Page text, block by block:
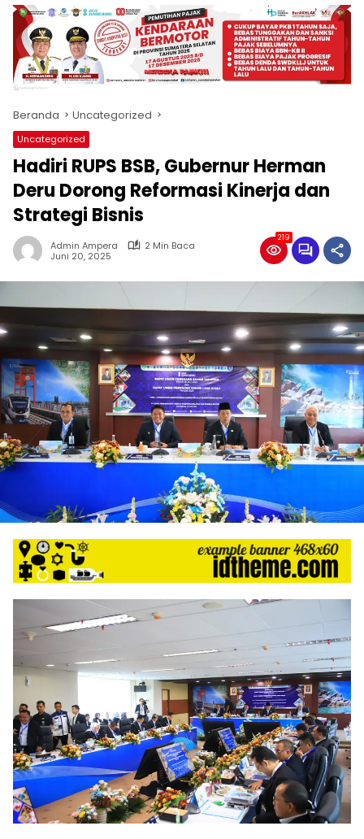
produk
antara
lain
mampu
menjadi
komunikasi
usaha
(beriklan),
fokus
pada
pemberitaan
nasional
maupun
international,
dan
memiliki
kisaran
harga
iklan
yang
relatif
lebih
murah
dari
maupun
media
siber
lainnya,
desain
Koran
media
lebih
eksklusif,
bergaya
trendi,
mengandung
unsur
edukasi,
gaya
hidup,
hiburan,
Beranda Uncategorized
Uncategorized
Hadiri RUPS BSB, Gubernur Herman
Deru Dorong Reformasi Kinerja dan
Strategi Bisnis
Admin Ampera
2 Min Baca
Juni 20, 2025
219